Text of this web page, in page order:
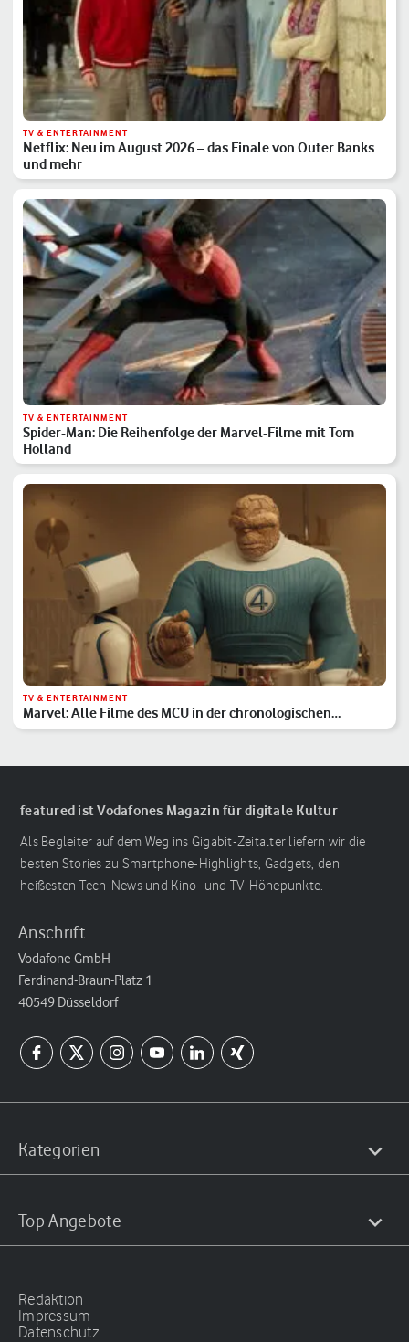
TV & ENTERTAINMENT
Netflix: Neu im August 2026 – das Finale von Outer Banks
und mehr
TV & ENTERTAINMENT
Spider-Man: Die Reihenfolge der Marvel-Filme mit Tom
Holland
TV & ENTERTAINMENT
Marvel: Alle Filme des MCU in der chronologischen
Reihenfolge
featured ist Vodafones Magazin für digitale Kultur
Als Begleiter auf dem Weg ins Gigabit-Zeitalter liefern wir die
besten Stories zu Smartphone-Highlights, Gadgets, den
heißesten Tech-News und Kino- und TV-Höhepunkte.
Anschrift
Vodafone GmbH
Ferdinand-Braun-Platz 1
40549 Düsseldorf
Kategorien
Top Angebote
Redaktion
Impressum
Datenschutz